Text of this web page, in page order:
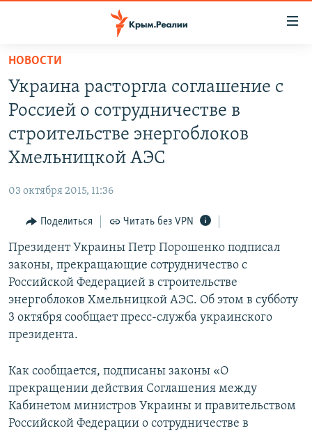
Вернуться
основному
содержанию
главной
Вернутся
поиску
СПЕЦПРОЕКТЫ
КАРТА ВОЕННЫХ ОБЪЕКТОВ КРЫМА
ИСТОРИЯ
ИНТЕРАКТИВ
ИНФОГРАФИКА
ТЕЛЕПРОЕКТ КРЫМ.РЕАЛИИ
СОВЕТЫ ПРАВОЗАЩИТНИКОВ
ПРОПАВШИЕ БЕЗ ВЕСТИ
ПОБЕДИТЕЛЕЙ НЕ СУДЯТ?
ELIFBE
УКРАИНСКАЯ ПРОБЛЕМА КРЫМА
РАДІО СВОБОДА
КАК ОБОЙТИ БЛОКИРОВКУ
Українською
Qırımtatar
ПРИСОЕДИНЯЙТЕСЬ!
Все сайты RFE/RL
НОВОСТИ
Украина расторгла соглашение с
Россией о сотрудничестве в
строительстве энергоблоков
Хмельницкой АЭС
03 октября 2015, 11:36
Поделиться Читать без VPN
Президент Украины Петр Порошенко подписал
законы, прекращающие сотрудничество с
Российской Федерацией в строительстве
энергоблоков Хмельницкой АЭС. Об этом в субботу
3 октября сообщает пресс-служба украинского
президента.
Как сообщается, подписаны законы «О
прекращении действия Соглашения между
Кабинетом министров Украины и правительством
Российской Федерации о сотрудничестве в